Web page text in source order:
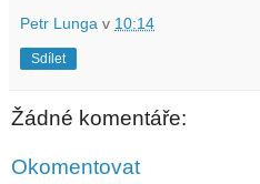
Petr Lunga v 10:14
Sdílet
Žádné komentáře:
Okomentovat